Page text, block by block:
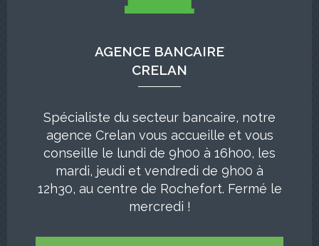
AGENCE BANCAIRE
CRELAN
Spécialiste du secteur bancaire, notre
agence Crelan vous accueille et vous
conseille le lundi de 9h00 à 16h00, les
mardi, jeudi et vendredi de 9h00 à
12h30, au centre de Rochefort. Fermé le
mercredi !